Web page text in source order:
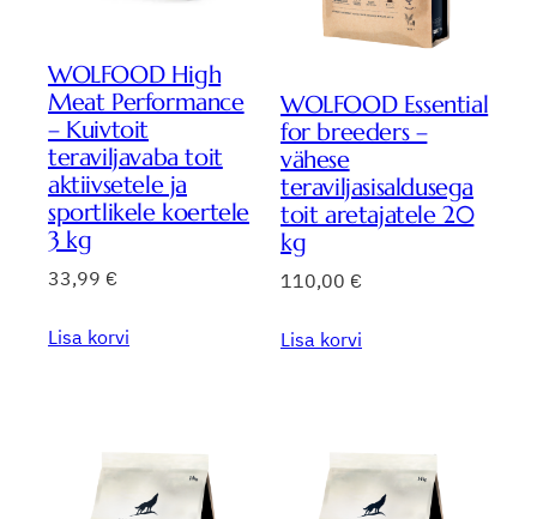
WOLFOOD High
Meat Performance
– Kuivtoit
teraviljavaba toit
aktiivsetele ja
sportlikele koertele
3 kg
33,99 €
Lisa korvi
WOLFOOD Essential
for breeders –
vähese
teraviljasisaldusega
toit aretajatele 20
kg
110,00 €
Lisa korvi